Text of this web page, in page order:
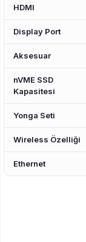
HDMI
Display Port
Aksesuar
nVME SSD
Kapasitesi
Yonga Seti
Wireless Özelliği
Ethernet